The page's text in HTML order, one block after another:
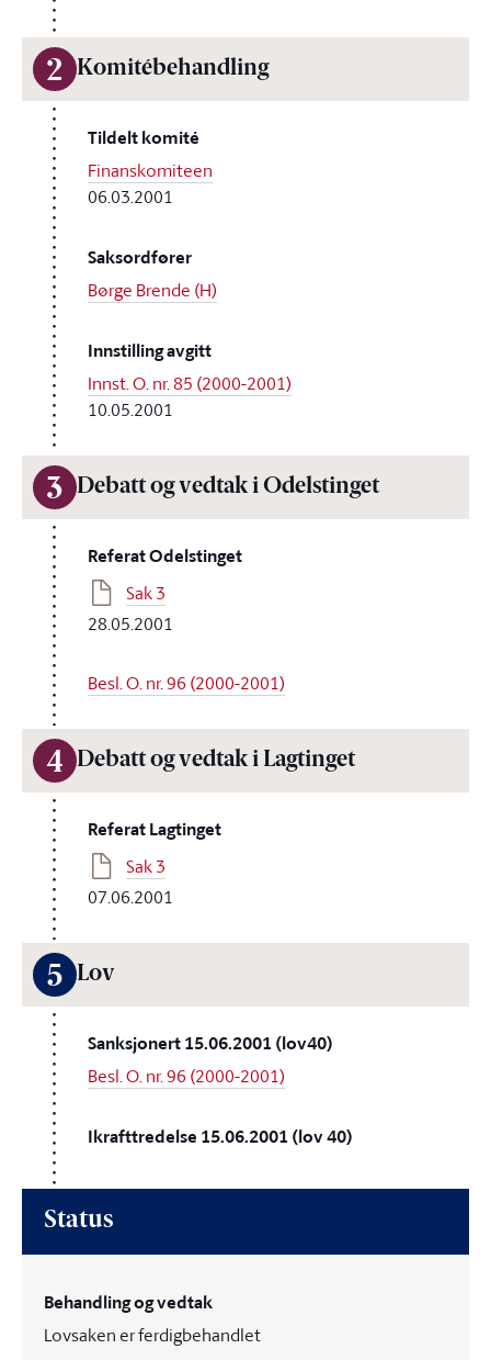
2 Komitébehandling
Tildelt komité
Finanskomiteen
06.03.2001
Saksordfører
Børge Brende (H)
Innstilling avgitt
Innst. O. nr. 85 (2000-2001)
10.05.2001
3 Debatt og vedtak i Odelstinget
Referat Odelstinget
Sak 3
28.05.2001
Besl. O. nr. 96 (2000-2001)
4 Debatt og vedtak i Lagtinget
Referat Lagtinget
Sak 3
07.06.2001
5 Lov
Sanksjonert 15.06.2001 (lov40)
Besl. O. nr. 96 (2000-2001)
Ikrafttredelse 15.06.2001 (lov 40)
Status
Behandling og vedtak
Lovsaken er ferdigbehandlet